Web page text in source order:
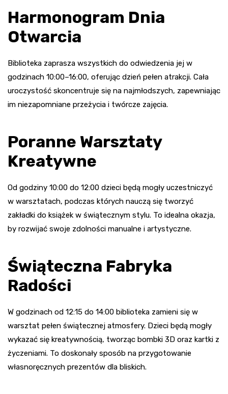
Harmonogram Dnia
Otwarcia
Biblioteka zaprasza wszystkich do odwiedzenia jej w
godzinach 10:00–16:00, oferując dzień pełen atrakcji. Cała
uroczystość skoncentruje się na najmłodszych, zapewniając
im niezapomniane przeżycia i twórcze zajęcia.
Poranne Warsztaty
Kreatywne
Od godziny 10:00 do 12:00 dzieci będą mogły uczestniczyć
w warsztatach, podczas których nauczą się tworzyć
zakładki do książek w świątecznym stylu. To idealna okazja,
by rozwijać swoje zdolności manualne i artystyczne.
Świąteczna Fabryka
Radości
W godzinach od 12:15 do 14:00 biblioteka zamieni się w
warsztat pełen świątecznej atmosfery. Dzieci będą mogły
wykazać się kreatywnością, tworząc bombki 3D oraz kartki z
życzeniami. To doskonały sposób na przygotowanie
własnoręcznych prezentów dla bliskich.